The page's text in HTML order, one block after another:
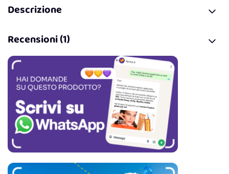
Descrizione
Recensioni (1)